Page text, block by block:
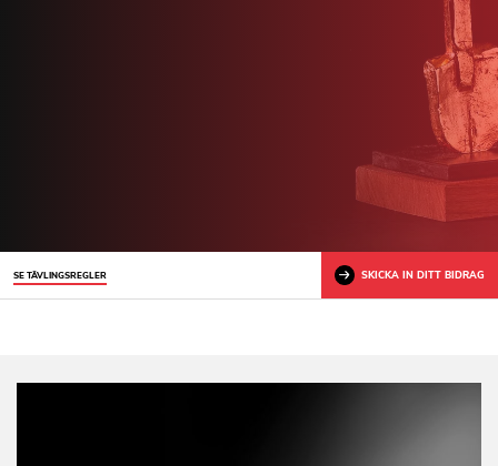
SE TÄVLINGSREGLER SKICKA IN DITT BIDRAG